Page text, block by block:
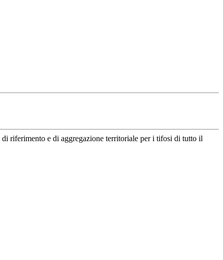
riferimento e di aggregazione territoriale per i tifosi di tutto il